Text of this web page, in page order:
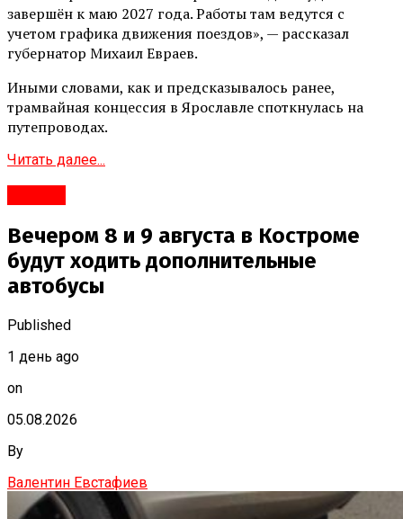
завершён к маю 2027 года. Работы там ведутся с
учетом графика движения поездов», — рассказал
губернатор Михаил Евраев.
Иными словами, как и предсказывалось ранее,
трамвайная концессия в Ярославле споткнулась на
путепроводах.
Читать далее...
Вечером 8 и 9 августа в Костроме
будут ходить дополнительные
автобусы
Published
1 день ago
on
05.08.2026
By
Валентин Евстафиев